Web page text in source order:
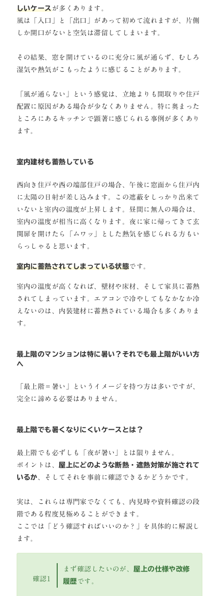
しいケースが多くあります。
風は「入口」と「出口」があって初めて流れますが、片側
しか開口がないと空気は滞留してしまいます。
その結果、窓を開けているのに充分に風が通らず、むしろ
湿気や熱気がこもったように感じることがあります。
「風が通らない」という感覚は、立地よりも間取りや住戸
配置に原因がある場合が少なくありません。特に奥まった
ところにあるキッチンで顕著に感じられる事例が多くあり
ます。
室内建材も蓄熱している
西向き住戸や西の端部住戸の場合、午後に窓面から住戸内
に太陽の日射が差し込みます。この遮蔽をしっかり出来て
いないと室内の温度が上昇します。昼間に無人の場合は、
室内の温度が相当に高くなります。夜に家に帰ってきて玄
関扉を開けたら「ムワッ」とした熱気を感じられる方もい
らっしゃると思います。
室内に蓄熱されてしまっている状態です。
室内の温度が高くなれば、壁材や床材、そして家具に蓄熱
されてしまっています。エアコンで冷やしてもなかなか冷
えないのは、内装建材に蓄熱されている場合も多くありま
す。
最上階のマンションは特に暑い？それでも最上階がいい方
へ
「最上階＝暑い」というイメージを持つ方は多いですが、
完全に諦める必要はありません。
最上階でも暑くなりにくいケースとは？
最上階でも必ずしも「夜が暑い」とは限りません。
ポイントは、 屋上にどのような断熱・遮熱対策が施されて
いるか 、そしてそれを事前に確認できるかどうかです。
実は、これらは専門家でなくても、内見時や資料確認の段
階である程度見極めることができます。
ここでは「どう確認すればいいのか？」を具体的に解説し
ます。
確認1
まず確認したいのが、 屋上の仕様や改修
履歴 です。